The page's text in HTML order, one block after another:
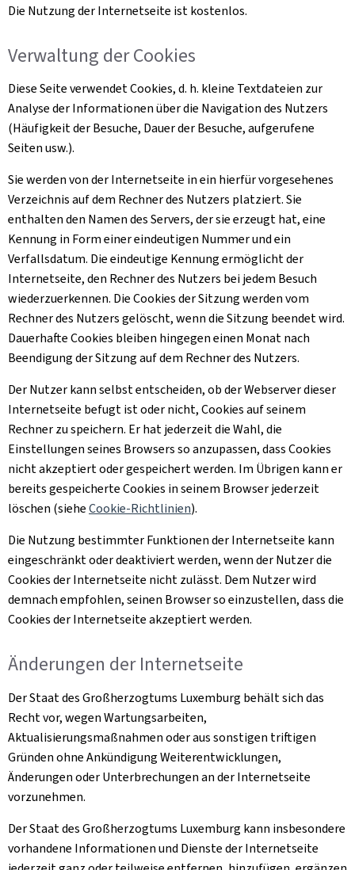
Die Nutzung der Internetseite ist kostenlos.
Verwaltung derCookies
Diese Seite verwendetCookies, d. h. kleine Textdateien zur
Analyse der Informationen über die Navigation des Nutzers
(Häufigkeit der Besuche, Dauer der Besuche, aufgerufene
Seiten usw.).
Sie werden von der Internetseite in ein hierfür vorgesehenes
Verzeichnis auf dem Rechner des Nutzers platziert. Sie
enthalten den Namen des Servers, der sie erzeugt hat, eine
Kennung in Form einer eindeutigen Nummer und ein
Verfallsdatum. Die eindeutige Kennung ermöglicht der
Internetseite, den Rechner des Nutzers bei jedem Besuch
wiederzuerkennen. DieCookiesder Sitzung werden vom
Rechner des Nutzers gelöscht, wenn die Sitzung beendet wird.
DauerhafteCookies bleiben hingegen einen Monat nach
Beendigung der Sitzung auf dem Rechner des Nutzers.
Der Nutzer kann selbst entscheiden, ob der Webserver dieser
Internetseite befugt ist oder nicht, Cookies auf seinem
Rechner zu speichern. Er hat jederzeit die Wahl, die
Einstellungen seines Browsers so anzupassen, dassCookies
nicht akzeptiert oder gespeichert werden. Im Übrigen kann er
bereits gespeicherteCookies in seinem Browser jederzeit
löschen (sieheCookie-Richtlinien).
Die Nutzung bestimmter Funktionen der Internetseite kann
eingeschränkt oder deaktiviert werden, wenn der Nutzer die
Cookiesder Internetseite nicht zulässt. Dem Nutzer wird
demnach empfohlen, seinen Browser so einzustellen, dass die
Cookiesder Internetseite akzeptiert werden.
Änderungen der Internetseite
Der Staat des Großherzogtums Luxemburg behält sich das
Recht vor, wegen Wartungsarbeiten,
Aktualisierungsmaßnahmen oder aus sonstigen triftigen
Gründen ohne Ankündigung Weiterentwicklungen,
Änderungen oder Unterbrechungen an der Internetseite
vorzunehmen.
Der Staat des Großherzogtums Luxemburg kann insbesondere
vorhandene Informationen und Dienste der Internetseite